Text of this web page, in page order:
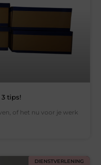
tips!
of het nu voor je werk
DIENSTVERLENING